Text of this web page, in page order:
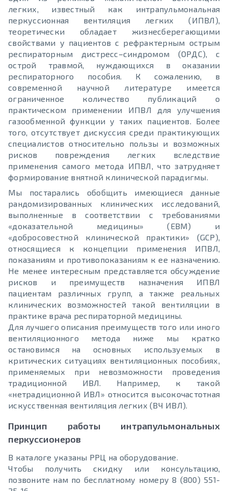
легких, известный как интрапульмональная
перкуссионная вентиляция легких (ИПВЛ),
теоретически обладает жизнесберегающими
свойствами у пациентов с рефрактерным острым
респираторным дистресс–синдромом (ОРДС), с
острой травмой, нуждающихся в оказании
респираторного пособия. К сожалению, в
современной научной литературе имеется
ограниченное количество публикаций о
практическом применении ИПВЛ для улучшения
газообменной функции у таких пациентов. Более
того, отсутствует дискуссия среди практикующих
специалистов относительно пользы и возможных
рисков повреждения легких вследствие
применения самого метода ИПВЛ, что затрудняет
формирование внятной клинической парадигмы.
Мы постарались обобщить имеющиеся данные
рандомизированных клинических исследований,
выполненные в соответствии с требованиями
«доказательной медицины» (EBM) и
«добросовестной клинической практики» (GCP),
относящиеся к концепции применения ИПВЛ,
показаниям и противопоказаниям к ее назначению.
Не менее интересным представляется обсуждение
рисков и преимуществ назначения ИПВЛ
пациентам различных групп, а также реальных
клинических возможностей такой вентиляции в
практике врача респираторной медицины.
Для лучшего описания преимуществ того или иного
вентиляционного метода ниже мы кратко
остановимся на основных используемых в
критических ситуациях вентиляционных пособиях,
применяемых при невозможности проведения
традиционной ИВЛ. Например, к такой
«нетрадиционной ИВЛ» относится высокочастотная
искусственная вентиляция легких (ВЧ ИВЛ).
Принцип работы интрапульмональных
перкуссионеров
В каталоге указаны РРЦ на оборудование.
Чтобы получить скидку или консультацию,
позвоните нам по бесплатному номеру 8 (800) 551-